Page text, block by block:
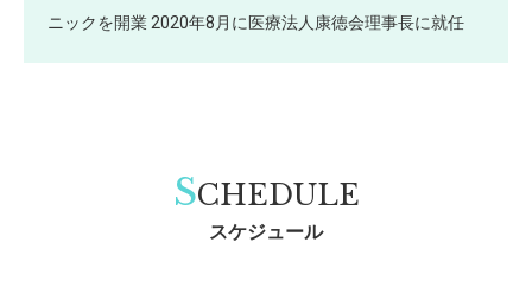
ニックを開業 2020年8月に医療法人康徳会理事長に就任
SCHEDULE
スケジュール